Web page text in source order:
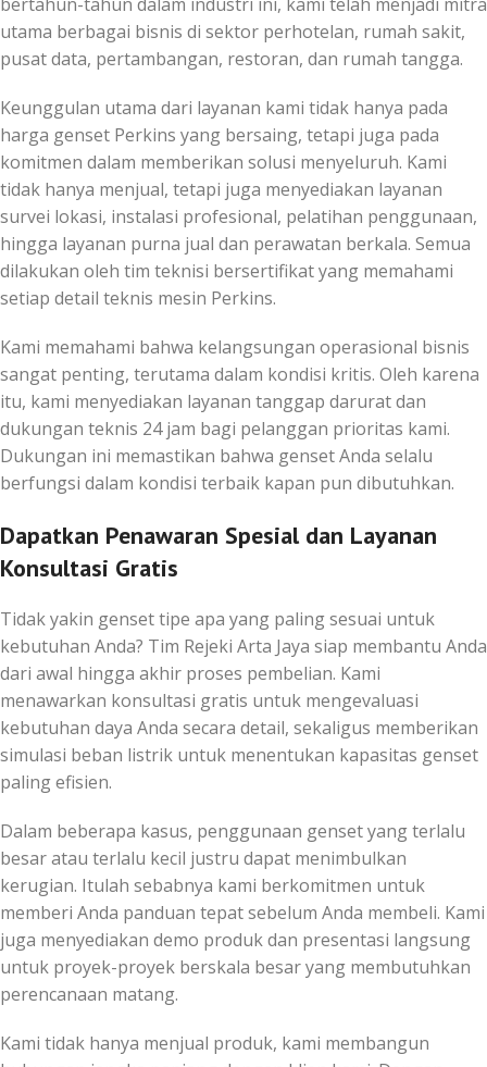
utama berbagai bisnis di sektor perhotelan, rumah sakit,
pusat data, pertambangan, restoran, dan rumah tangga.
Keunggulan utama dari layanan kami tidak hanya pada
harga genset Perkins yang bersaing, tetapi juga pada
komitmen dalam memberikan solusi menyeluruh. Kami
tidak hanya menjual, tetapi juga menyediakan layanan
survei lokasi, instalasi profesional, pelatihan penggunaan,
hingga layanan purna jual dan perawatan berkala. Semua
dilakukan oleh tim teknisi bersertifikat yang memahami
setiap detail teknis mesin Perkins.
Kami memahami bahwa kelangsungan operasional bisnis
sangat penting, terutama dalam kondisi kritis. Oleh karena
itu, kami menyediakan layanan tanggap darurat dan
dukungan teknis 24 jam bagi pelanggan prioritas kami.
Dukungan ini memastikan bahwa genset Anda selalu
berfungsi dalam kondisi terbaik kapan pun dibutuhkan.
Dapatkan Penawaran Spesial dan Layanan
Konsultasi Gratis
Tidak yakin genset tipe apa yang paling sesuai untuk
kebutuhan Anda? Tim Rejeki Arta Jaya siap membantu Anda
dari awal hingga akhir proses pembelian. Kami
menawarkan konsultasi gratis untuk mengevaluasi
kebutuhan daya Anda secara detail, sekaligus memberikan
simulasi beban listrik untuk menentukan kapasitas genset
paling efisien.
Dalam beberapa kasus, penggunaan genset yang terlalu
besar atau terlalu kecil justru dapat menimbulkan
kerugian. Itulah sebabnya kami berkomitmen untuk
memberi Anda panduan tepat sebelum Anda membeli. Kami
juga menyediakan demo produk dan presentasi langsung
untuk proyek-proyek berskala besar yang membutuhkan
perencanaan matang.
Kami tidak hanya menjual produk, kami membangun